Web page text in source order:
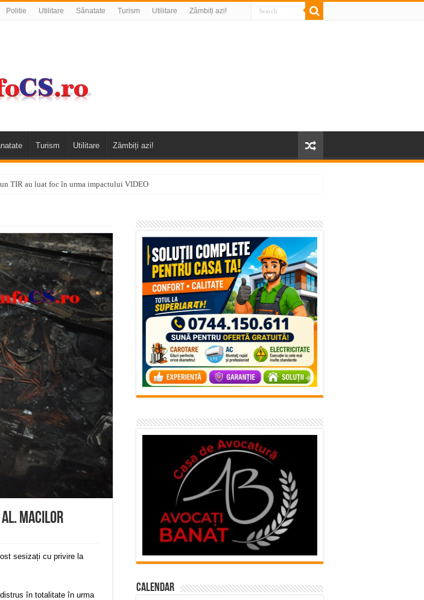
Politie Utilitare Sănatate Turism Utilitare Zâmbiți azi!
Turism Utilitare Zâmbiți azi!
TIR au luat foc în urma impactului VIDEO
VIDEO
în data de 6 august 2026
– avarie
de sănătate VIDEO
VIDEO
și Plastomet
Severinului
Al. Macilor
sesizați cu privire la
în totalitate în urma
Calendar